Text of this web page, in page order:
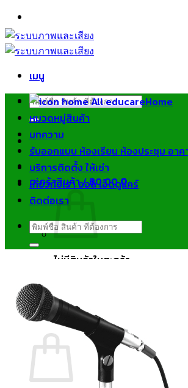
ข้าม
ไป
ยัง
เมนู
ค้นหา:
ตะกร้าสินค้า /฿0.000
ไม่มีสินค้าในตะกร้า
0
ตะกร้าสินค้า
Home
หมวดหมู่สินค้า
บทความ
รับออกแบบ ห้องเรียน ห้องประชุม อาค
บริการติดตั้ง ให้เช่า
เกี่ยวกับเรา ออล เอ็ดดูแคร์
ติดต่อเรา
ค้นหา: